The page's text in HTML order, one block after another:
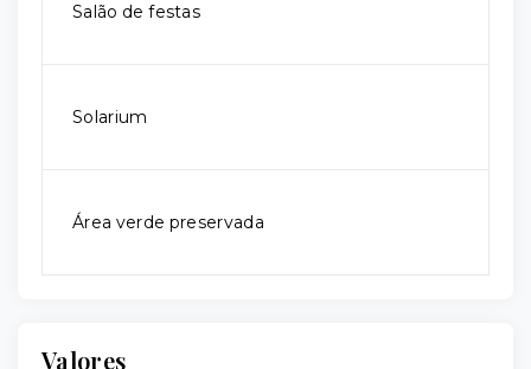
Salão de festas
Solarium
Área verde preservada
Valores